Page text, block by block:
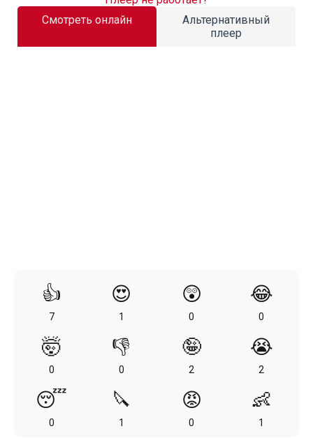
Смотреть онлайн
Альтернативный
плеер
👍
7
😍
1
😲
0
😂
0
🤯
0
👎
0
🤪
2
😭
2
😴
0
🔪
1
😡
0
👶
1